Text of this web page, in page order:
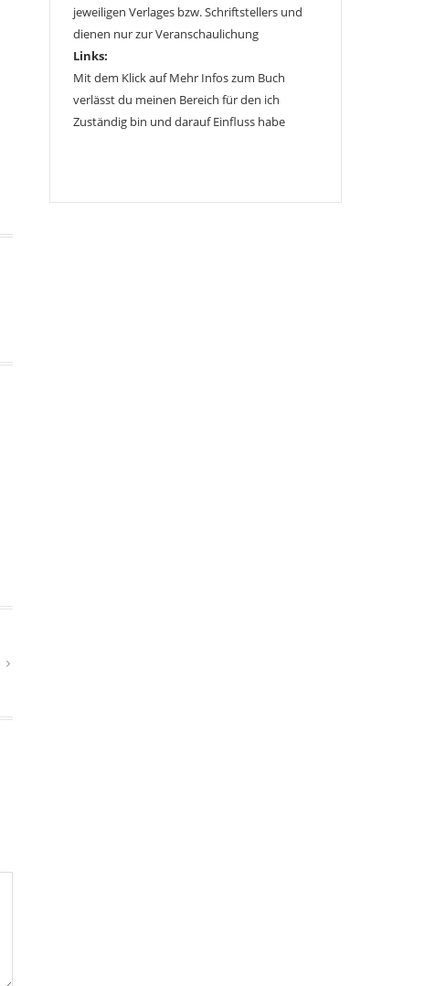
jeweiligen Verlages bzw. Schriftstellers und
dienen nur zur Veranschaulichung
Links:
Mit dem Klick auf Mehr Infos zum Buch
verlässt du meinen Bereich für den ich
Zuständig bin und darauf Einfluss habe